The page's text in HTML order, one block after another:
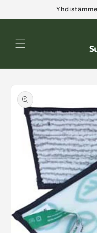
sisältöön
Siirry
tuotetietoihin